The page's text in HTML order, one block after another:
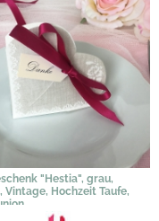
"Hestia", grau,
Vintage, Hochzeit Taufe,